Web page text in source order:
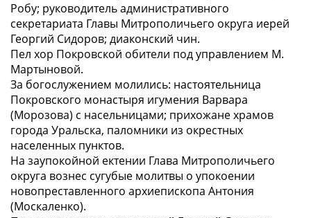
Робу; руководитель административного
секретариата Главы Митрополичьего округа иерей
Георгий Сидоров; диаконский чин.
Пел хор Покровской обители под управлением М.
Мартыновой.
За богослужением молились: настоятельница
Покровского монастыря игумения Варвара
(Морозова) с насельницами; прихожане храмов
города Уральска, паломники из окрестных
населенных пунктов.
На заупокойной ектении Глава Митрополичьего
округа вознес сугубые молитвы о упокоении
новопреставленного архиепископа Антония
(Москаленко).